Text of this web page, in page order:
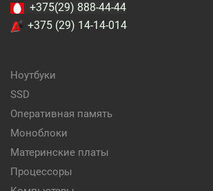
+375(29) 888-44-44
+375 (29) 14-14-014
Ноутбуки
SSD
Оперативная память
Моноблоки
Материнские платы
Процессоры